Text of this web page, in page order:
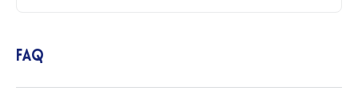
FAQ